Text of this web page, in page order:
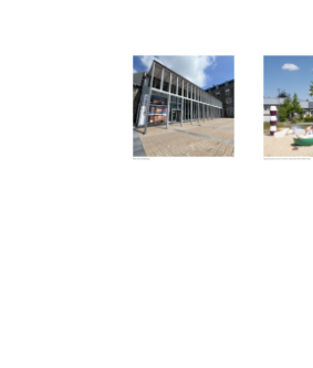
Précédent